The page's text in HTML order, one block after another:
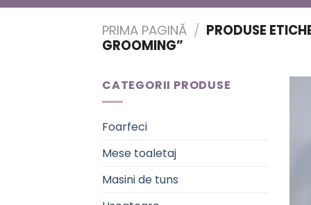
PRIMA PAGINĂ / PRODUSE
GROOMING”
CATEGORII PRODUSE
Foarfeci
Mese toaletaj
Masini de tuns